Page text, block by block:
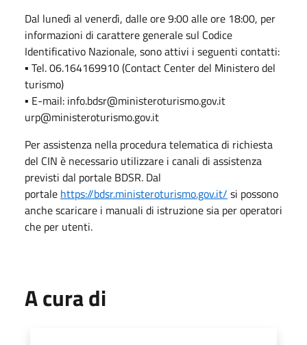
Dal lunedì al venerdì, dalle ore 9:00 alle ore 18:00, per
informazioni di carattere generale sul Codice
Identificativo Nazionale, sono attivi i seguenti contatti:
▪ Tel. 06.164169910 (Contact Center del Ministero del
turismo)
▪ E-mail: info.bdsr@ministeroturismo.gov.it
urp@ministeroturismo.gov.it
Per assistenza nella procedura telematica di richiesta
del CIN è necessario utilizzare i canali di assistenza
previsti dal portale BDSR. Dal
portale https://bdsr.ministeroturismo.gov.it/ si possono
anche scaricare i manuali di istruzione sia per operatori
che per utenti.
A cura di